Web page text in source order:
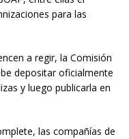
para las
a regir, la Comisión
depositar oficialmente
y luego publicarla en
las compañías de